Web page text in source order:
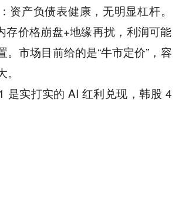
资产负债表健康，无明显杠杆。
存价格崩盘+地缘再扰，利润可能
。市场目前给的是“牛市定价”，容
是实打实的 AI 红利兑现，韩股 4